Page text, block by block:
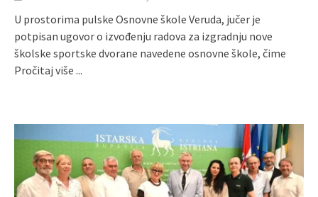
U prostorima pulske Osnovne škole Veruda, jučer je
potpisan ugovor o izvođenju radova za izgradnju nove
školske sportske dvorane navedene osnovne škole, čime
Pročitaj više ...